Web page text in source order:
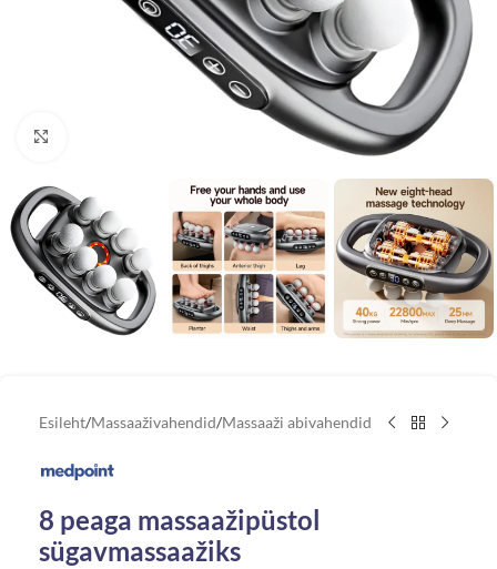
Esileht/Massaaživahendid/Massaaži abivahendid
8 peaga massaažipüstol
sügavmassaažiks